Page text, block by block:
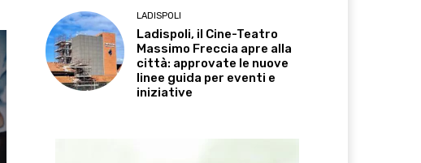
LADISPOLI
Ladispoli, il Cine-Teatro
Massimo Freccia apre alla
città: approvate le nuove
linee guida per eventi e
iniziative